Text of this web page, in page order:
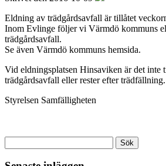
Eldning av trädgårdsavfall är tillåtet
Inom Evlinge följer vi Värmdö kommuns
trädgårdsavfall.
Se även Värmdö kommuns hemsida.
Vid eldningsplatsen Hinsaviken är det inte
trädgårdsavfall eller rester efter trädfällning.
Styrelsen Samfälligheten
efter: